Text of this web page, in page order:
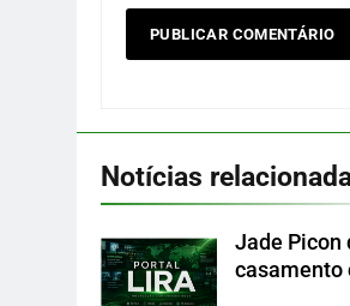
Notícias
Jade Picon
casamento